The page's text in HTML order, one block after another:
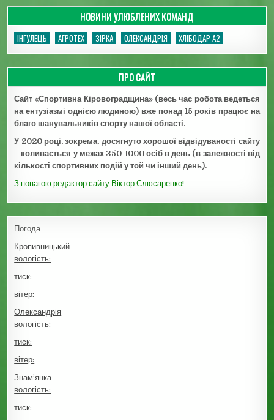
НОВИНИ УЛЮБЛЕНИХ КОМАНД
ІНГУЛЕЦЬ АГРОТЕХ ЗІРКА ОЛЕКСАНДРІЯ ХЛІБОДАР А2
ПРО САЙТ
Сайт «Спортивна Кіровоградщина» (весь час робота ведеться
на ентузіазмі однією людиною) вже понад 15 років працює на
благо шанувальників спорту нашої області.
У 2020 році, зокрема, досягнуто хорошої відвідуваності сайту
– коливається у межах 350-1000 осіб в день (в залежності від
кількості спортивних подій у той чи інший день).
З повагою редактор сайту Віктор Слюсаренко!
Погода
Кропивницький
вологість:
тиск:
вітер:
Олександрія
вологість:
тиск:
вітер:
Знам’янка
вологість:
тиск: